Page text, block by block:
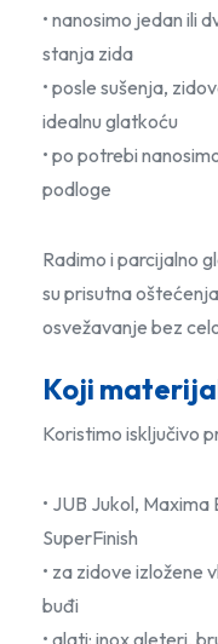
• nanosimo jedan ili
stanja zida
• posle sušenja,
idealnu glatkoću
• po potrebi
podloge
Radimo i parcijalno
su prisutna
osvežavanje bez
Koji
Koristimo isključivo
• JUB Jukol,
SuperFinish
• za zidove izložene
buđi